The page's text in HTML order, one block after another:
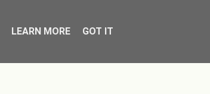
LEARN MORE GOT IT